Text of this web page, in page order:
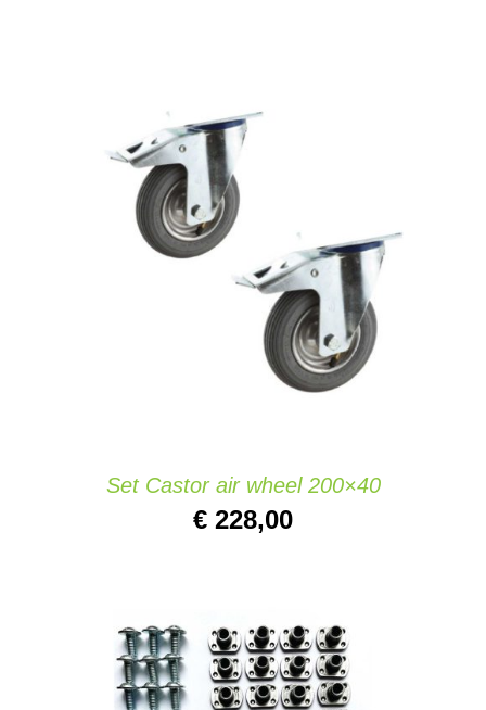
IN DEN WARENKORB
Set Castor air wheel 200×40
€ 228,00